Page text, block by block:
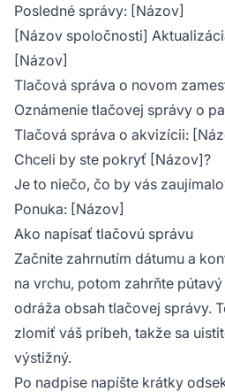
Posledné správy: [Názov]
[Názov spoločnosti]
[Názov]
Tlačová správa o novom
Oznámenie tlačovej správy o
Tlačová správa o akvizícii:
Chceli by ste pokryť [Názov]?
Je to niečo, čo by vás
Ponuka: [Názov]
Ako napísať tlačovú správu
Začnite zahrnutím dátumu a
na vrchu, potom zahrňte
odráža obsah tlačovej správy.
zlomiť váš príbeh, takže sa
výstižný.
Po nadpise napíšte krátky